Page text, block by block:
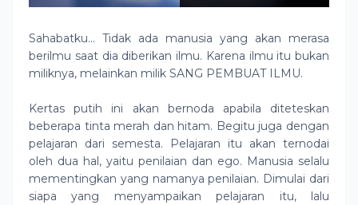
Sahabatku... Tidak ada manusia yang akan merasa
berilmu saat dia diberikan ilmu. Karena ilmu itu bukan
miliknya, melainkan milik SANG PEMBUAT ILMU.
Kertas putih ini akan bernoda apabila diteteskan
beberapa tinta merah dan hitam. Begitu juga dengan
pelajaran dari semesta. Pelajaran itu akan ternodai
oleh dua hal, yaitu penilaian dan ego. Manusia selalu
mementingkan yang namanya penilaian. Dimulai dari
siapa yang menyampaikan pelajaran itu, lalu